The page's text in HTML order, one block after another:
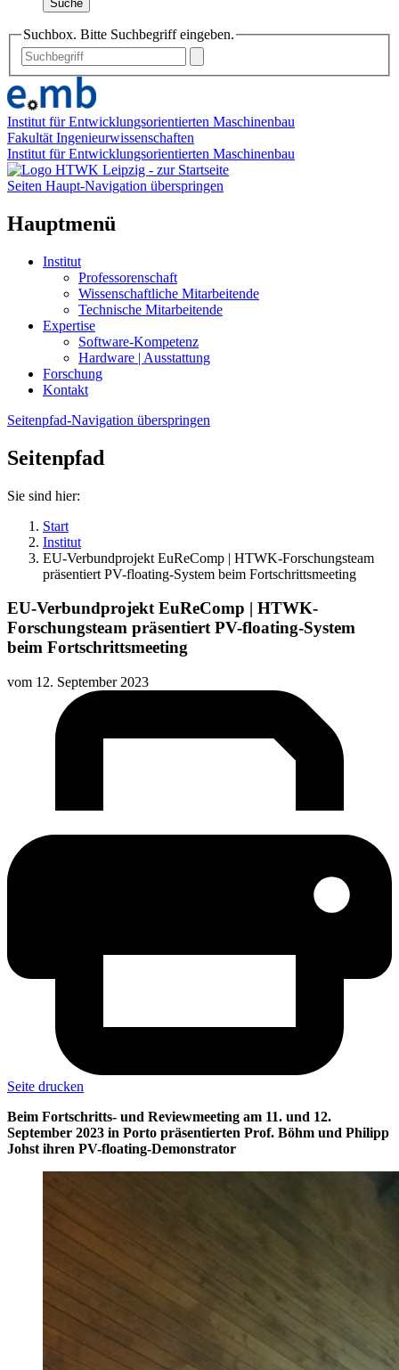
Suche
Suchbox. Bitte Suchbegriff eingeben.
Institut für Entwicklungsorientierten Maschinenbau
Fakultät Ingenieurwissenschaften
Institut für Entwicklungsorientierten Maschinenbau
Seiten Haupt-Navigation überspringen
Hauptmenü
Institut
Professorenschaft
Wissenschaftliche Mitarbeitende
Technische Mitarbeitende
Expertise
Software-Kompetenz
Hardware | Ausstattung
Forschung
Kontakt
Seitenpfad-Navigation überspringen
Seitenpfad
Sie sind hier:
Start
Institut
EU-Verbundprojekt EuReComp | HTWK-Forschungsteam
präsentiert PV-floating-System beim Fortschrittsmeeting
EU-Verbundprojekt EuReComp | HTWK-
Forschungsteam präsentiert PV-floating-System
beim Fortschrittsmeeting
vom 12. September 2023
Seite drucken
Beim Fortschritts- und Reviewmeeting am 11. und 12.
September 2023 in Porto präsentierten Prof. Böhm und Philipp
Johst ihren PV-floating-Demonstrator